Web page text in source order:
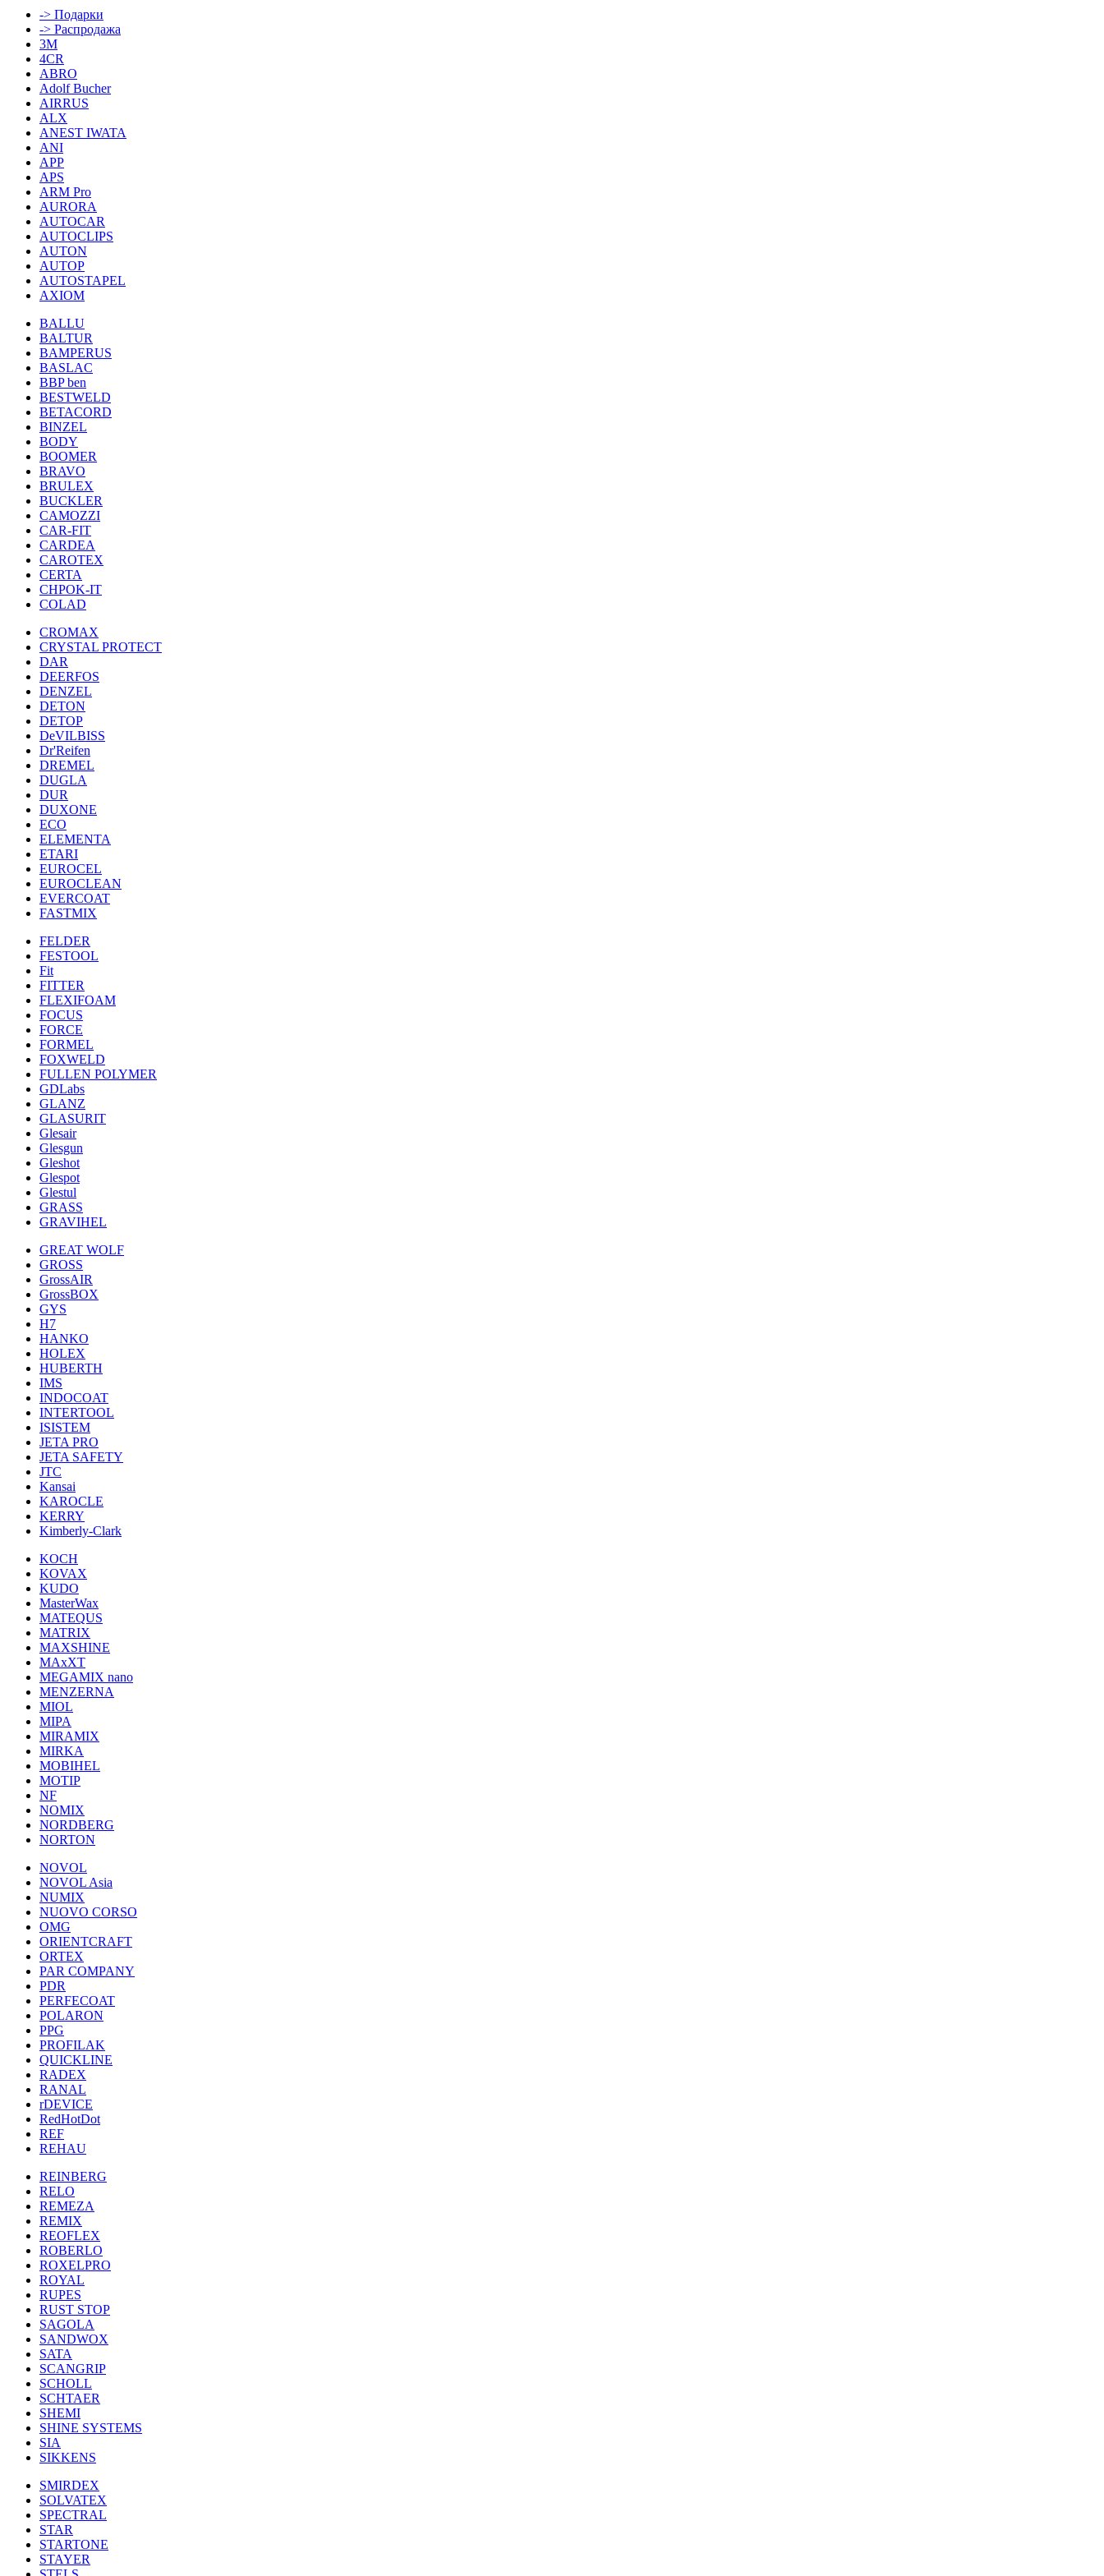
-> Подарки
-> Распродажа
3M
4CR
ABRO
Adolf Bucher
AIRRUS
ALX
ANEST IWATA
ANI
APP
APS
ARM Pro
AURORA
AUTOCAR
AUTOCLIPS
AUTON
AUTOP
AUTOSTAPEL
AXIOM
BALLU
BALTUR
BAMPERUS
BASLAC
BBP ben
BESTWELD
BETACORD
BINZEL
BODY
BOOMER
BRAVO
BRULEX
BUCKLER
CAMOZZI
CAR-FIT
CARDEA
CAROTEX
CERTA
CHPOK-IT
COLAD
CROMAX
CRYSTAL PROTECT
DAR
DEERFOS
DENZEL
DETON
DETOP
DeVILBISS
Dr'Reifen
DREMEL
DUGLA
DUR
DUXONE
ECO
ELEMENTA
ETARI
EUROCEL
EUROCLEAN
EVERCOAT
FASTMIX
FELDER
FESTOOL
Fit
FITTER
FLEXIFOAM
FOCUS
FORCE
FORMEL
FOXWELD
FULLEN POLYMER
GDLabs
GLANZ
GLASURIT
Glesair
Glesgun
Gleshot
Glespot
Glestul
GRASS
GRAVIHEL
GREAT WOLF
GROSS
GrossAIR
GrossBOX
GYS
H7
HANKO
HOLEX
HUBERTH
IMS
INDOCOAT
INTERTOOL
ISISTEM
JETA PRO
JETA SAFETY
JTC
Kansai
KAROCLE
KERRY
Kimberly-Clark
KOCH
KOVAX
KUDO
MasterWax
MATEQUS
MATRIX
MAXSHINE
MAxXT
MEGAMIX nano
MENZERNA
MIOL
MIPA
MIRAMIX
MIRKA
MOBIHEL
MOTIP
NF
NOMIX
NORDBERG
NORTON
NOVOL
NOVOL Asia
NUMIX
NUOVO CORSO
OMG
ORIENTCRAFT
ORTEX
PAR COMPANY
PDR
PERFECOAT
POLARON
PPG
PROFILAK
QUICKLINE
RADEX
RANAL
rDEVICE
RedHotDot
REF
REHAU
REINBERG
RELO
REMEZA
REMIX
REOFLEX
ROBERLO
ROXELPRO
ROYAL
RUPES
RUST STOP
SAGOLA
SANDWOX
SATA
SCANGRIP
SCHOLL
SCHTAER
SHEMI
SHINE SYSTEMS
SIA
SIKKENS
SMIRDEX
SOLVATEX
SPECTRAL
STAR
STARTONE
STAYER